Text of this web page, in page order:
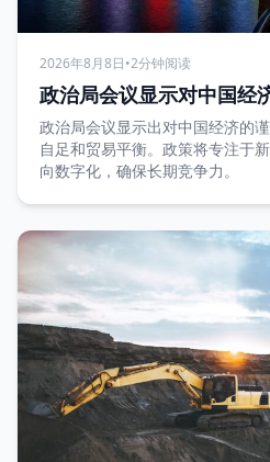
2026年8月8日•2分钟阅读
政治局会议显示对中国经
政治局会议显示出对中国经济的
自足和贸易平衡。政策将专注于
向数字化，确保长期竞争力。